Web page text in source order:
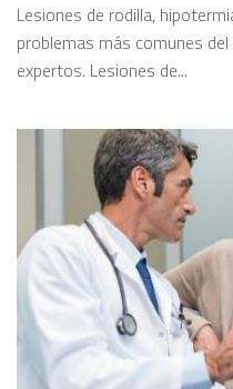
Lesiones de rodilla,
problemas más comunes
expertos. Lesiones de...